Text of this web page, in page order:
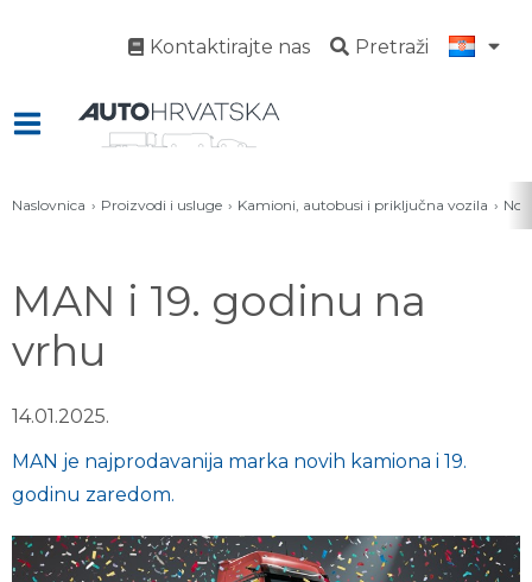
Kontaktirajte nas Pretraži
Naslovnica Proizvodi i usluge Kamioni, autobusi i priključna vozila
MAN i 19. godinu na
vrhu
14.01.2025.
MAN je najprodavanija marka novih kamiona i 19.
godinu zaredom.